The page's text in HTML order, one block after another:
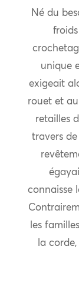
Né du
unique
exigeait
rouet et
retailles
travers
connaisse
les
la